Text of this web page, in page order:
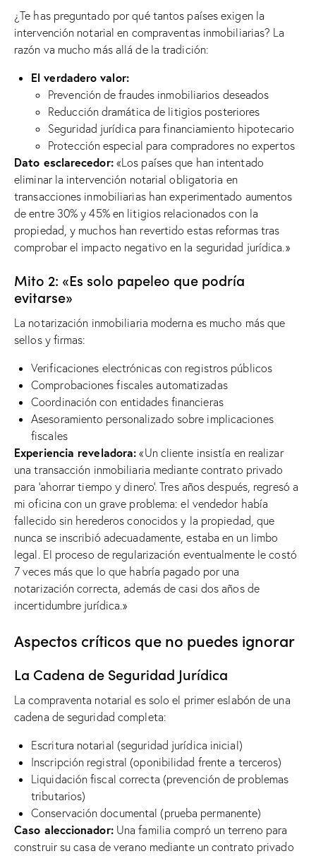
¿Te has preguntado por qué tantos países exigen la
intervención notarial en compraventas inmobiliarias? La
razón va mucho más allá de la tradición:
El verdadero valor:
Prevención de fraudes inmobiliarios deseados
Reducción dramática de litigios posteriores
Seguridad jurídica para financiamiento hipotecario
Protección especial para compradores no expertos
Dato esclarecedor:«Los países que han intentado
eliminar la intervención notarial obligatoria en
transacciones inmobiliarias han experimentado aumentos
de entre 30% y 45% en litigios relacionados con la
propiedad, y muchos han revertido estas reformas tras
comprobar el impacto negativo en la seguridad jurídica.»
Mito 2: «Es solo papeleo que podría
evitarse»
La notarización inmobiliaria moderna es mucho más que
sellos y firmas:
Verificaciones electrónicas con registros públicos
Comprobaciones fiscales automatizadas
Coordinación con entidades financieras
Asesoramiento personalizado sobre implicaciones
fiscales
Experiencia reveladora: «Un cliente insistía en realizar
una transacción inmobiliaria mediante contrato privado
para ‘ahorrar tiempo y dinero’. Tres años después, regresó a
mi oficina con un grave problema: el vendedor había
fallecido sin herederos conocidos y la propiedad, que
nunca se inscribió adecuadamente, estaba en un limbo
legal. El proceso de regularización eventualmente le costó
7 veces más que lo que habría pagado por una
notarización correcta, además de casi dos años de
incertidumbre jurídica.»
Aspectos críticos que no puedes ignorar
La Cadena de Seguridad Jurídica
La compraventa notarial es solo el primer eslabón de una
cadena de seguridad completa:
Escritura notarial (seguridad jurídica inicial)
Inscripción registral (oponibilidad frente a terceros)
Liquidación fiscal correcta (prevención de problemas
tributarios)
Conservación documental (prueba permanente)
Caso aleccionador:Una familia compró un terreno para
construir su casa de verano mediante un contrato privado